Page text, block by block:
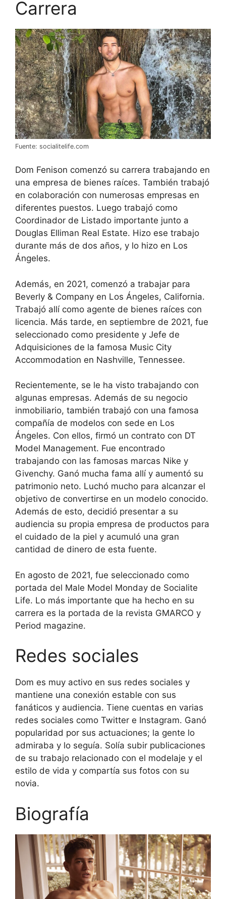
Carrera
Fuente: socialitelife.com
Dom Fenison comenzó su carrera trabajando en
una empresa de bienes raíces. También trabajó
en colaboración con numerosas empresas en
diferentes puestos. Luego trabajó como
Coordinador de Listado importante junto a
Douglas Elliman Real Estate. Hizo ese trabajo
durante más de dos años, y lo hizo en Los
Ángeles.
Además, en 2021, comenzó a trabajar para
Beverly & Company en Los Ángeles, California.
Trabajó allí como agente de bienes raíces con
licencia. Más tarde, en septiembre de 2021, fue
seleccionado como presidente y Jefe de
Adquisiciones de la famosa Music City
Accommodation en Nashville, Tennessee.
Recientemente, se le ha visto trabajando con
algunas empresas. Además de su negocio
inmobiliario, también trabajó con una famosa
compañía de modelos con sede en Los
Ángeles. Con ellos, firmó un contrato con DT
Model Management. Fue encontrado
trabajando con las famosas marcas Nike y
Givenchy. Ganó mucha fama allí y aumentó su
patrimonio neto. Luchó mucho para alcanzar el
objetivo de convertirse en un modelo conocido.
Además de esto, decidió presentar a su
audiencia su propia empresa de productos para
el cuidado de la piel y acumuló una gran
cantidad de dinero de esta fuente.
En agosto de 2021, fue seleccionado como
portada del Male Model Monday de Socialite
Life. Lo más importante que ha hecho en su
carrera es la portada de la revista GMARCO y
Period magazine.
Redes sociales
Dom es muy activo en sus redes sociales y
mantiene una conexión estable con sus
fanáticos y audiencia. Tiene cuentas en varias
redes sociales como Twitter e Instagram. Ganó
popularidad por sus actuaciones; la gente lo
admiraba y lo seguía. Solía subir publicaciones
de su trabajo relacionado con el modelaje y el
estilo de vida y compartía sus fotos con su
novia.
Biografía